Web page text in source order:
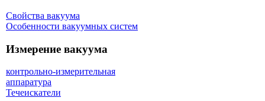
Свойства вакуума
Особенности вакуумных систем
Измерение вакуума
контрольно-измерительная
аппаратура
Течеискатели